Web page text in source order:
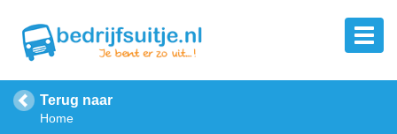
Terug naar
Home